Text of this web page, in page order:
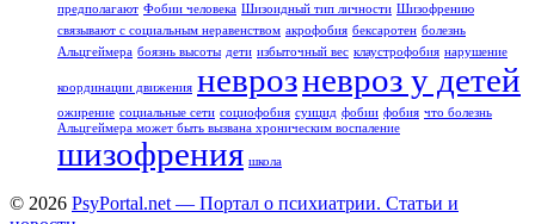
предполагают Фобии человека Шизоидный тип личности Шизофрению
связывают с социальным неравенством акрофобия бексаротен болезнь
Альцгеймера боязнь высоты дети избыточный вес клаустрофобия нарушение
координации движения неврозневроз у детей
ожирение социальные сети социофобия суицид фобии фобия что болезнь
Альцгеймера может быть вызвана хроническим воспаление
шизофрения школа
© 2026 PsyPortal.net — Портал о психиатрии. Статьи и